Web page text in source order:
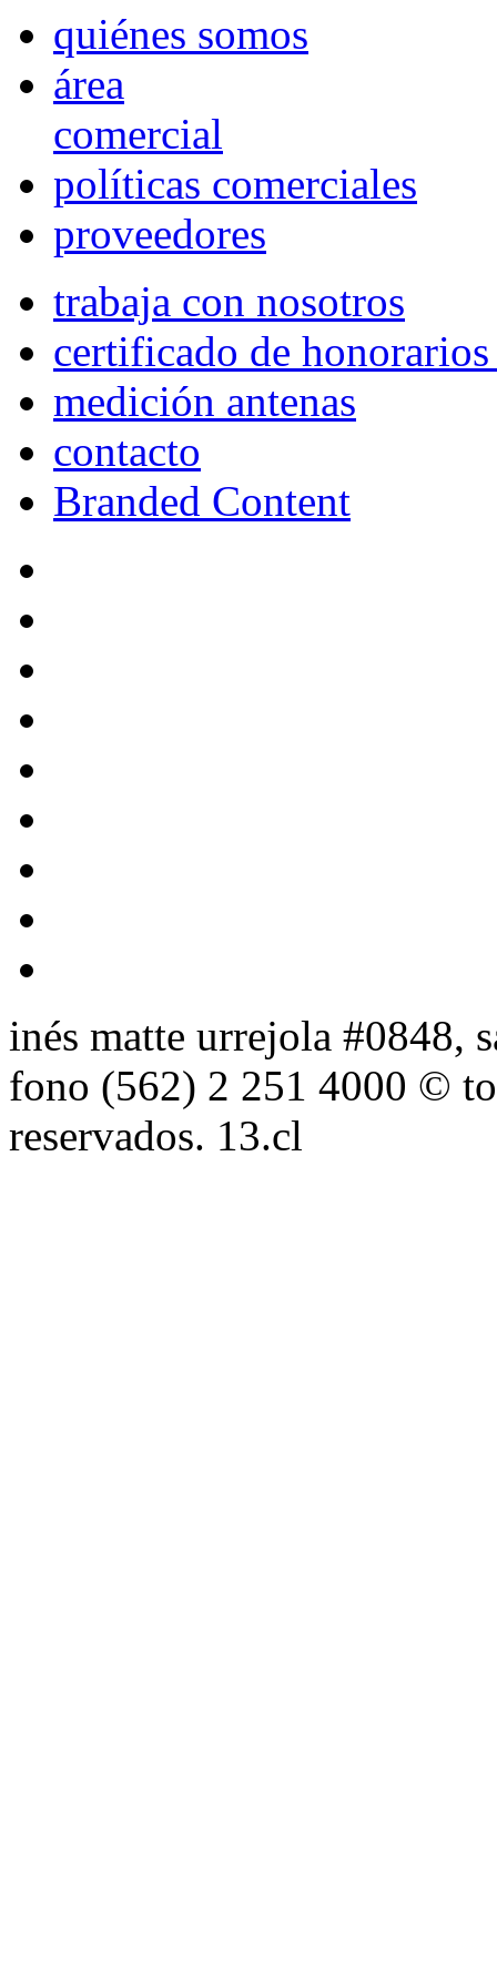
quiénes somos
área
comercial
políticas comerciales
proveedores
trabaja con nosotros
certificado de
medición antenas
contacto
Branded Content
inés matte urrejola #0848,
fono (562) 2 251 4000 ©
reservados. 13.cl